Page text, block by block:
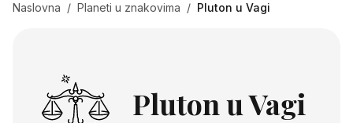
Naslovna / Planeti u znakovima / Pluton u Vagi
Pluton u Vagi